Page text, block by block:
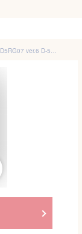
MARUTO シェル型レインカバー horo! ホロ ver.7 MA-D5RG07 ver.6 D-5RG6-O horo6 horo7 大久保製作所 自転車 リヤ チャイルドシート用 Gスタイル サンシェード 日除け 紫外線 直射日光 日よけ 雨よけ 風よけ 防寒 後用 梅雨 夏 オールシーズン対応 後ろ子供乗せ用